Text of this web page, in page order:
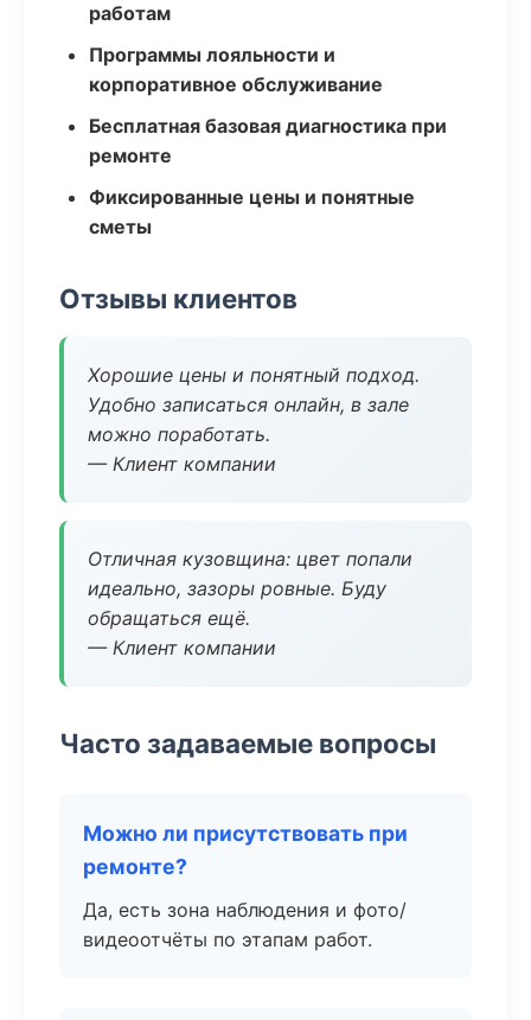
работам
Программы лояльности и
корпоративное обслуживание
Бесплатная базовая диагностика при
ремонте
Фиксированные цены и понятные
сметы
Отзывы клиентов
Хорошие цены и понятный подход.
Удобно записаться онлайн, в зале
можно поработать.
— Клиент компании
Отличная кузовщина: цвет попали
идеально, зазоры ровные. Буду
обращаться ещё.
— Клиент компании
Часто задаваемые вопросы
Можно ли присутствовать при
ремонте?
Да, есть зона наблюдения и фото/
видеоотчёты по этапам работ.